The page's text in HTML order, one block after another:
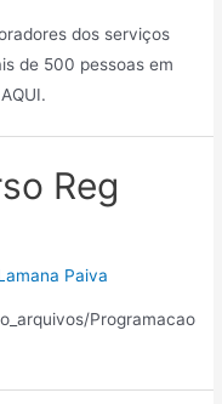
dos serviços
de 500 pessoas em
Reg
Paiva
Programacao